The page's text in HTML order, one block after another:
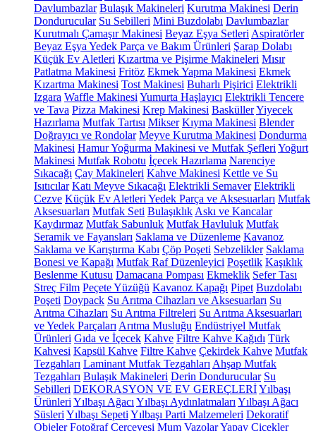
Davlumbazlar Bulaşık Makineleri Kurutma Makinesi Derin
Dondurucular Su Sebilleri Mini Buzdolabı Davlumbazlar
Kurutmalı Çamaşır Makinesi Beyaz Eşya Setleri Aspiratörler
Beyaz Eşya Yedek Parça ve Bakım Ürünleri Şarap Dolabı
Küçük Ev Aletleri Kızartma ve Pişirme Makineleri Mısır
Patlatma Makinesi Fritöz Ekmek Yapma Makinesi Ekmek
Kızartma Makinesi Tost Makinesi Buharlı Pişirici Elektrikli
Izgara Waffle Makinesi Yumurta Haşlayıcı Elektrikli Tencere
ve Tava Pizza Makinesi Krep Makinesi BasküllerYiyecek
Hazırlama Mutfak Tartısı Mikser Kıyma Makinesi Blender
Doğrayıcı ve Rondolar Meyve Kurutma Makinesi Dondurma
Makinesi Hamur Yoğurma Makinesi ve Mutfak Şefleri Yoğurt
Makinesi Mutfak Robotu İçecek Hazırlama Narenciye
Sıkacağı Çay Makineleri Kahve Makinesi Kettle ve Su
Isıtıcılar Katı Meyve Sıkacağı Elektrikli Semaver Elektrikli
Cezve Küçük Ev Aletleri Yedek Parça ve Aksesuarları Mutfak
Aksesuarları Mutfak Seti Bulaşıklık Askı ve Kancalar
Kaydırmaz Mutfak Sabunluk Mutfak Havluluk Mutfak
Seramik ve Fayansları Saklama ve Düzenleme Kavanoz
Saklama ve Karıştırma Kabı Çöp Poşeti Sebzelikler Saklama
Bonesi ve Kapağı Mutfak Raf Düzenleyici Poşetlik Kaşıklık
Beslenme Kutusu Damacana Pompası Ekmeklik Sefer Tası
Streç Film Peçete Yüzüğü Kavanoz Kapağı Pipet Buzdolabı
Poşeti Doypack Su Arıtma Cihazları ve Aksesuarları Su
Arıtma Cihazları Su Arıtma Filtreleri Su Arıtma Aksesuarları
ve Yedek Parçaları Arıtma Musluğu Endüstriyel Mutfak
Ürünleri Gıda ve İçecek Kahve Filtre Kahve Kağıdı Türk
Kahvesi Kapsül Kahve Filtre Kahve Çekirdek Kahve Mutfak
Tezgahları Laminant Mutfak Tezgahları Ahşap Mutfak
Tezgahları Bulaşık Makineleri Derin Dondurucular Su
Sebilleri DEKORASYON VE EV GEREÇLERİYılbaşı
Ürünleri Yılbaşı Ağacı Yılbaşı Aydınlatmaları Yılbaşı Ağacı
Süsleri Yılbaşı Sepeti Yılbaşı Parti Malzemeleri Dekoratif
Objeler Fotoğraf Çerçevesi Mum VazolarYapay Çiçekler